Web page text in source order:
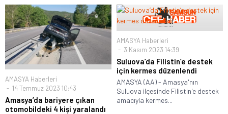
AMASYA Haberleri
14 Temmuz 2023 10:43
Amasya’da bariyere çıkan
otomobildeki 4 kişi yaralandı
AMASYA Haberleri
3 Kasım 2023 14:39
Suluova’da Filistin’e destek
için kermes düzenlendi
AMASYA (AA) - Amasya'nın
Suluova ilçesinde Filistin'e destek
amacıyla kermes...